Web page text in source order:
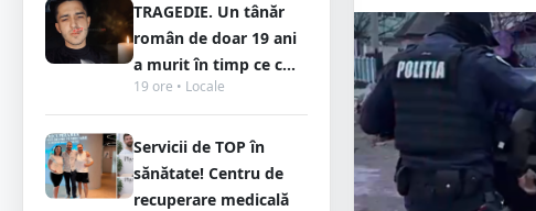
TRAGEDIE. Un tânăr
român de doar 19 ani
a murit în timp ce c...
19 ore • Locale
Servicii de TOP în
sănătate! Centru de
recuperare medicală